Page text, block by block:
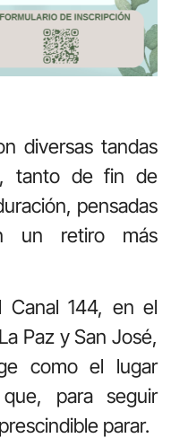
diversas tandas
tanto de fin de
pensadas
un retiro más
Canal 144, en el
Paz y San José,
como el lugar
para seguir
parar.